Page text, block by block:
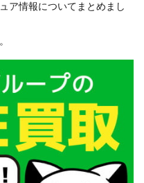
ア情報についてまとめまし